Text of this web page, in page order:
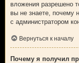
вложения разрешено
вы не знаете, почему
с администратором
Вернуться к началу
Почему я получил